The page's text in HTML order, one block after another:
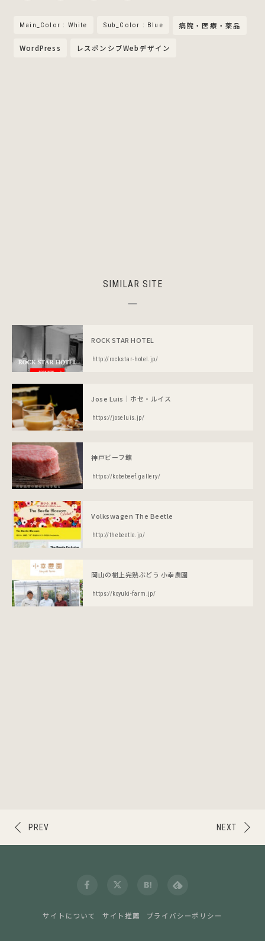
Main_Color : White Sub_Color : Blue 病院・医療・薬品
WordPress レスポンシブWebデザイン
SIMILAR SITE
ROCK STAR HOTEL
http://rockstar-hotel.jp/
Jose Luis｜ホセ・ルイス
https://joseluis.jp/
神戸ビーフ館
https://kobebeef.gallery/
Volkswagen The Beetle
http://thebeetle.jp/
岡山の樹上完熟ぶどう 小幸農園
https://koyuki-farm.jp/
NEXT
PREV
サイトについて サイト推薦 プライバシーポリシー